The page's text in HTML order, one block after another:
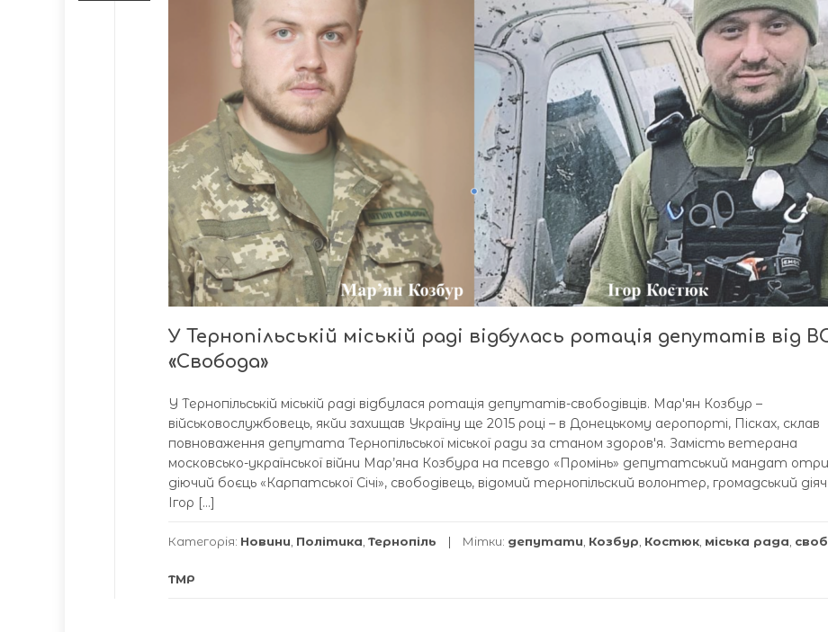
У Тернопільській міській раді відбулась ротація депутатів від
«Свобода»
У Тернопільській міській раді відбулася ротація депутатів-свободівців. Марʼян Козбур –
військовослужбовець, якйи захищав Україну ще 2015 році – в Донецькому аеропорті, Пісках, склав
повноваження депутата Тернопільської міської ради за станом здоровʼя. Замість ветерана
московсько-української війни Мар’яна Козбура на псевдо «Промінь» депутатський мандат
діючий боєць «Карпатської Січі», свободівець, відомий тернопільский волонтер, громадський
Ігор […]
Категорія: Новини, Політика, Тернопіль Мітки: депутати, Козбур, Костюк, міська рада,
ТМР